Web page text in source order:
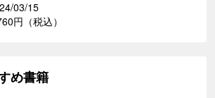
03/15
円（税込）
め書籍